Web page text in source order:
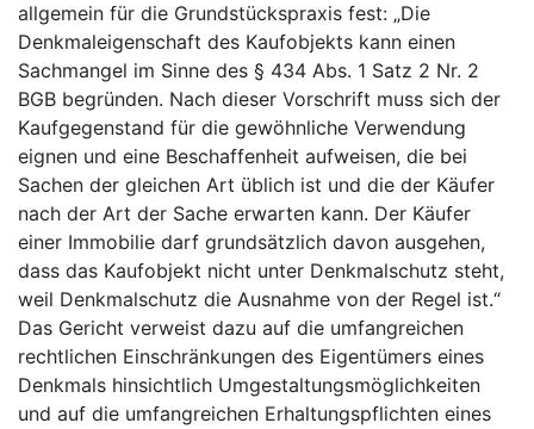
allgemein für die Grundstückspraxis fest: „Die
Denkmaleigenschaft des Kaufobjekts kann einen
Sachmangel im Sinne des § 434 Abs. 1 Satz 2 Nr. 2
BGB begründen. Nach dieser Vorschrift muss sich der
Kaufgegenstand für die gewöhnliche Verwendung
eignen und eine Beschaffenheit aufweisen, die bei
Sachen der gleichen Art üblich ist und die der Käufer
nach der Art der Sache erwarten kann. Der Käufer
einer Immobilie darf grundsätzlich davon ausgehen,
dass das Kaufobjekt nicht unter Denkmalschutz steht,
weil Denkmalschutz die Ausnahme von der Regel ist.“
Das Gericht verweist dazu auf die umfangreichen
rechtlichen Einschränkungen des Eigentümers eines
Denkmals hinsichtlich Umgestaltungsmöglichkeiten
und auf die umfangreichen Erhaltungspflichten eines